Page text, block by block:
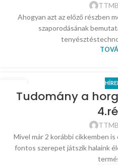
Ahogyan azt az előző részben
szaporodásának
17Tudomány a
Mivel már 2 korábbi cikkemben
fontos szerepet játszik halaink